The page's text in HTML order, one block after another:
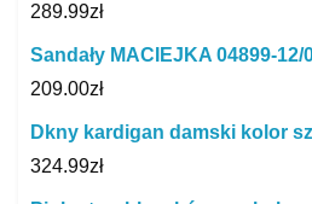
289.99zł
Sandały MACIEJKA 04899-12/
209.00zł
Dkny kardigan damski kolor
324.99zł